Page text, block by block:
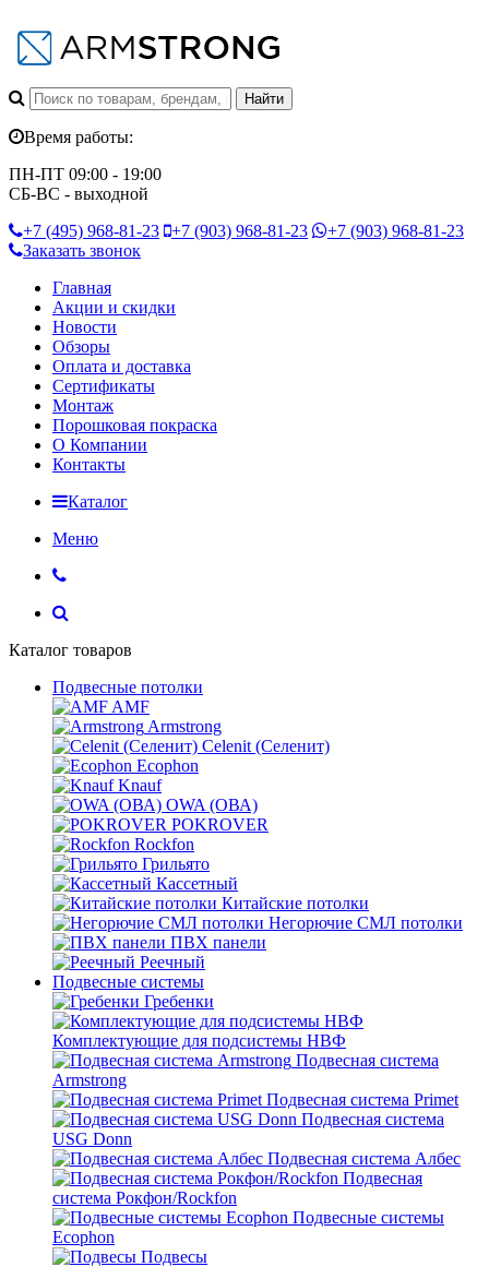
Время работы:
ПН-ПТ 09:00 - 19:00
СБ-ВС - выходной
+7 (495) 968-81-23 +7 (903) 968-81-23 +7 (903) 968-81-23
Заказать звонок
Главная
Акции и скидки
Новости
Обзоры
Оплата и доставка
Сертификаты
Монтаж
Порошковая покраска
О Компании
Контакты
Каталог
Меню
Каталог товаров
Подвесные потолки
AMF
Armstrong
Celenit (Селенит)
Ecophon
Knauf
OWA (ОВА)
POKROVER
Rockfon
Грильято
Кассетный
Китайские потолки
Негорючие СМЛ потолки
ПВХ панели
Реечный
Подвесные системы
Гребенки
Комплектующие для подсистемы НВФ
Подвесная система
Armstrong
Подвесная система Primet
Подвесная система
USG Donn
Подвесная система Албес
Подвесная
система Рокфон/Rockfon
Подвесные системы
Ecophon
Подвесы